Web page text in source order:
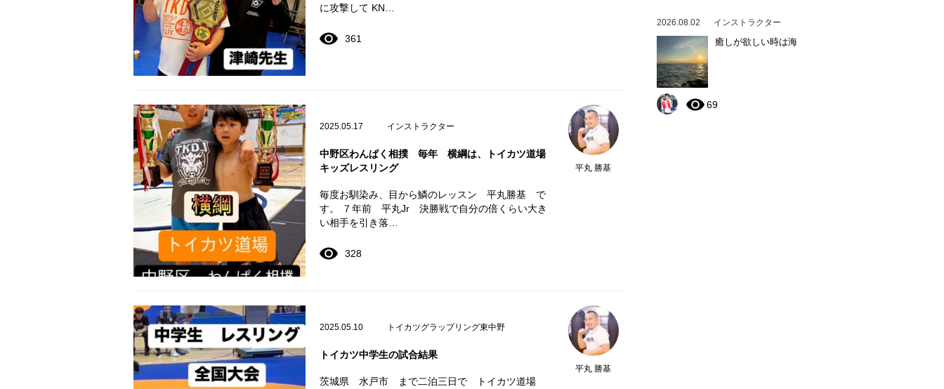
に攻撃して KN…
361
2025.05.17 インストラクター
平丸 勝基
中野区わんぱく相撲 毎年 横綱は、トイカツ道場
キッズレスリング
毎度お馴染み、目から鱗のレッスン 平丸勝基 で
す。 ７年前 平丸Jr 決勝戦で自分の倍くらい大き
い相手を引き落…
328
2025.05.10 トイカツグラップリング東中野
平丸 勝基
トイカツ中学生の試合結果
茨城県 水戸市 まで二泊三日で トイカツ道場
2026.08.02 インストラクター
癒しが欲しい時は海
69